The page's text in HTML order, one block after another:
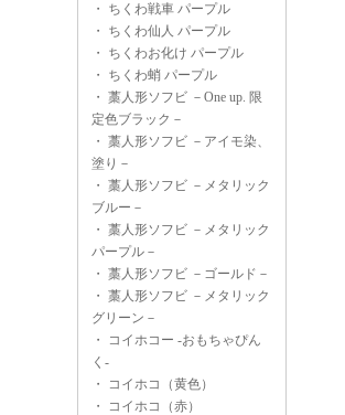
・ ちくわ戦車 パープル
・ ちくわ仙人 パープル
・ ちくわお化け パープル
・ ちくわ蛸 パープル
・ 藁人形ソフビ －One up. 限
定色ブラック－
・ 藁人形ソフビ －アイモ染、
塗り－
・ 藁人形ソフビ －メタリック
ブルー－
・ 藁人形ソフビ －メタリック
パープル－
・ 藁人形ソフビ －ゴールド－
・ 藁人形ソフビ －メタリック
グリーン－
・
コイホコー -おもちゃぴん
く-
・
コイホコ（黄色）
・
コイホコ（赤）